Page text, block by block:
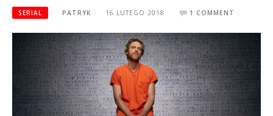
SERIAL PATRYK 16 LUTEGO 2018 1 COMMENT